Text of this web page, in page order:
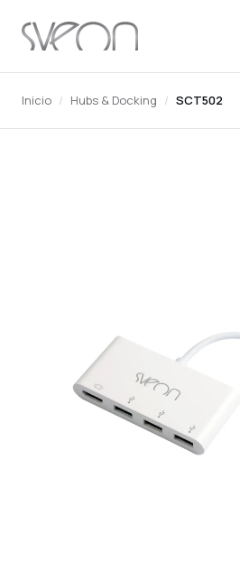
Inicio / Hubs & Docking / SCT502